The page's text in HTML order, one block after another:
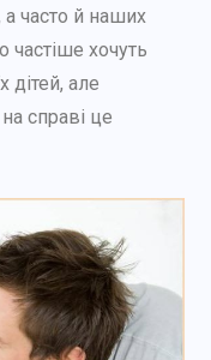
а часто й наших
частіше хочуть
дітей, але
справі це